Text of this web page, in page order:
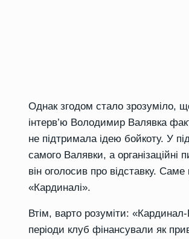
Однак згодом стало зрозуміло,
інтерв’ю Володимир Валявка
не підтримала ідею бойкоту. У
самого Валявки, а організаційні
він оголосив про відставку.
«Кардиналі».
Втім, варто розуміти: «Кардинал-
періоди клуб фінансували як